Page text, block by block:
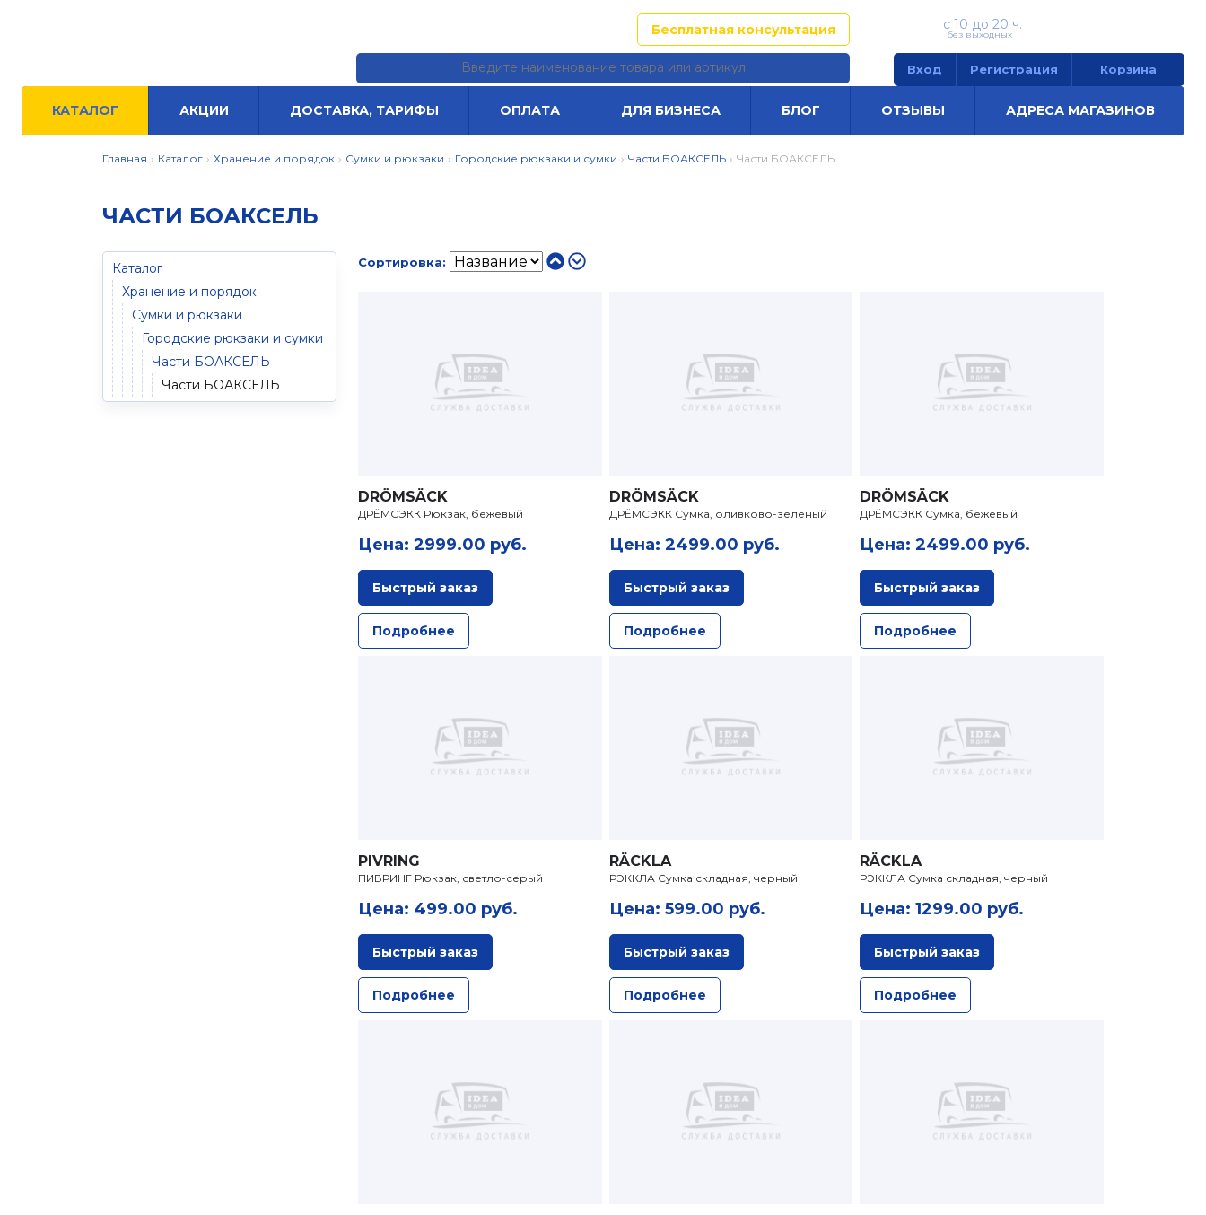
Бесплатная консультация с 10 до 20 ч.
без выходных
Вход Регистрация Корзина
КАТАЛОГ АКЦИИ ДОСТАВКА, ТАРИФЫ ОПЛАТА ДЛЯ БИЗНЕСА БЛОГ ОТЗЫВЫ АДРЕСА МАГАЗИНОВ
Главная › Каталог › Хранение и порядок › Сумки и рюкзаки › Городские рюкзаки и сумки › Части БОАКСЕЛЬ › Части БОАКСЕЛЬ
ЧАСТИ БОАКСЕЛЬ
Каталог
Хранение и порядок
Сумки и рюкзаки
Городские рюкзаки и сумки
Части БОАКСЕЛЬ
Части БОАКСЕЛЬ
Сортировка:
DRÖMSÄCK
ДРЁМСЭКК Рюкзак, бежевый
Цена: 2999.00 руб.
Быстрый заказ
Подробнее
DRÖMSÄCK
ДРЁМСЭКК Сумка, оливково-зеленый
Цена: 2499.00 руб.
Быстрый заказ
Подробнее
DRÖMSÄCK
ДРЁМСЭКК Сумка, бежевый
Цена: 2499.00 руб.
Быстрый заказ
Подробнее
PIVRING
ПИВРИНГ Рюкзак, светло-серый
Цена: 499.00 руб.
Быстрый заказ
Подробнее
RÄCKLA
РЭККЛА Сумка складная, черный
Цена: 599.00 руб.
Быстрый заказ
Подробнее
RÄCKLA
РЭККЛА Сумка складная, черный
Цена: 1299.00 руб.
Быстрый заказ
Подробнее